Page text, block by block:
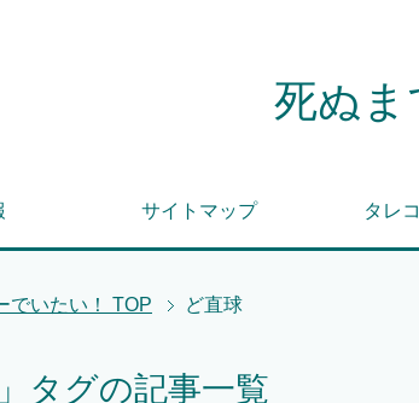
死ぬま
サイトマップ タレ
でいたい！ TOP ど直球
タグの記事一覧